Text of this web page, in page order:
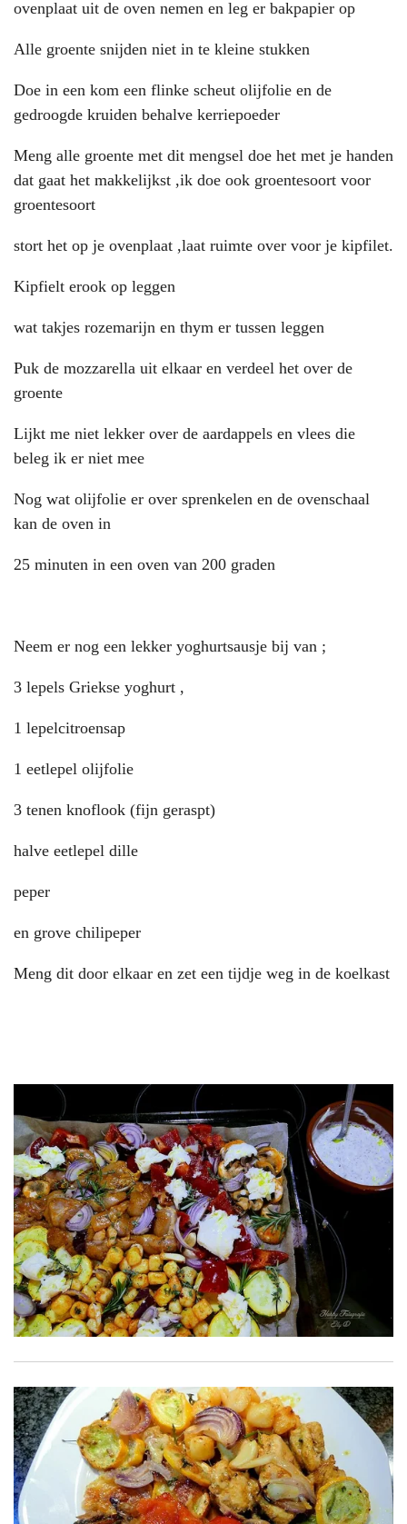
ovenplaat uit de oven nemen en leg er bakpapier op
Alle groente snijden niet in te kleine stukken
Doe in een kom een flinke scheut olijfolie en de
gedroogde kruiden behalve kerriepoeder
Meng alle groente met dit mengsel doe het met je handen
dat gaat het makkelijkst ,ik doe ook groentesoort voor
groentesoort
stort het op je ovenplaat ,laat ruimte over voor je kipfilet.
Kipfielt erook op leggen
wat takjes rozemarijn en thym er tussen leggen
Puk de mozzarella uit elkaar en verdeel het over de
groente
Lijkt me niet lekker over de aardappels en vlees die
beleg ik er niet mee
Nog wat olijfolie er over sprenkelen en de ovenschaal
kan de oven in
25 minuten in een oven van 200 graden
Neem er nog een lekker yoghurtsausje bij van ;
3 lepels Griekse yoghurt ,
1 lepelcitroensap
1 eetlepel olijfolie
3 tenen knoflook (fijn geraspt)
halve eetlepel dille
peper
en grove chilipeper
Meng dit door elkaar en zet een tijdje weg in de koelkast